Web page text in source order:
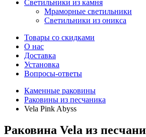
Светильники из камня
Мраморные светильники
Светильники из оникса
Товары со скидками
О нас
Доставка
Установка
Вопросы-ответы
Каменные раковины
Раковины из песчаника
Vela Pink Abyss
Раковина Vela из